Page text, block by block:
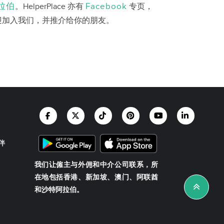
伯。HelperPlace 亦有 Facebook 专页，
入我们，并推介给你的朋友。
我们让僱主与外佣和中介公司联系，所
在地包括香港、新加坡、澳门、阿联酋
和沙特阿拉伯。